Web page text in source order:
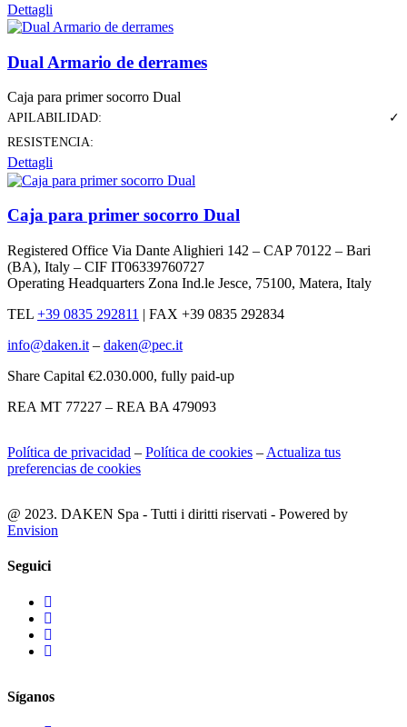
Dettagli
Dual Armario de derrames
Caja para primer socorro Dual
APILABILIDAD:
✓
RESISTENCIA:
Dettagli
Caja para primer socorro Dual
Registered Office Via Dante Alighieri 142 – CAP 70122 – Bari
(BA), Italy – CIF IT06339760727
Operating Headquarters Zona Ind.le Jesce, 75100, Matera, Italy
TEL +39 0835 292811 | FAX +39 0835 292834
info@daken.it – daken@pec.it
Share Capital €2.030.000, fully paid-up
REA MT 77227 – REA BA 479093
Política de privacidad – Política de cookies – Actualiza tus
preferencias de cookies
@ 2023. DAKEN Spa - Tutti i diritti riservati - Powered by
Envision
Seguici
Síganos